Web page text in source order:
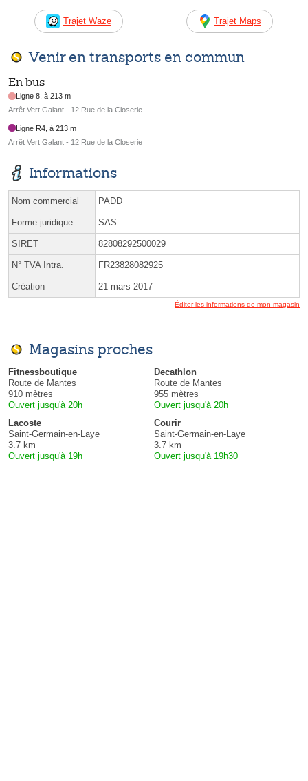
Trajet Waze Trajet Maps
Venir en transports en commun
En bus
Ligne 8, à 213 m
Arrêt Vert Galant - 12 Rue de la Closerie
Ligne R4, à 213 m
Arrêt Vert Galant - 12 Rue de la Closerie
Informations
Nom commercial PADD
Forme juridique SAS
SIRET 82808292500029
N° TVA Intra. FR23828082925
Création 21 mars 2017
Éditer les informations de mon magasin
Magasins proches
Fitnessboutique
Route de Mantes
910 mètres
Ouvert jusqu'à 20h
Decathlon
Route de Mantes
955 mètres
Ouvert jusqu'à 20h
Lacoste
Saint-Germain-en-Laye
3.7 km
Ouvert jusqu'à 19h
Courir
Saint-Germain-en-Laye
3.7 km
Ouvert jusqu'à 19h30